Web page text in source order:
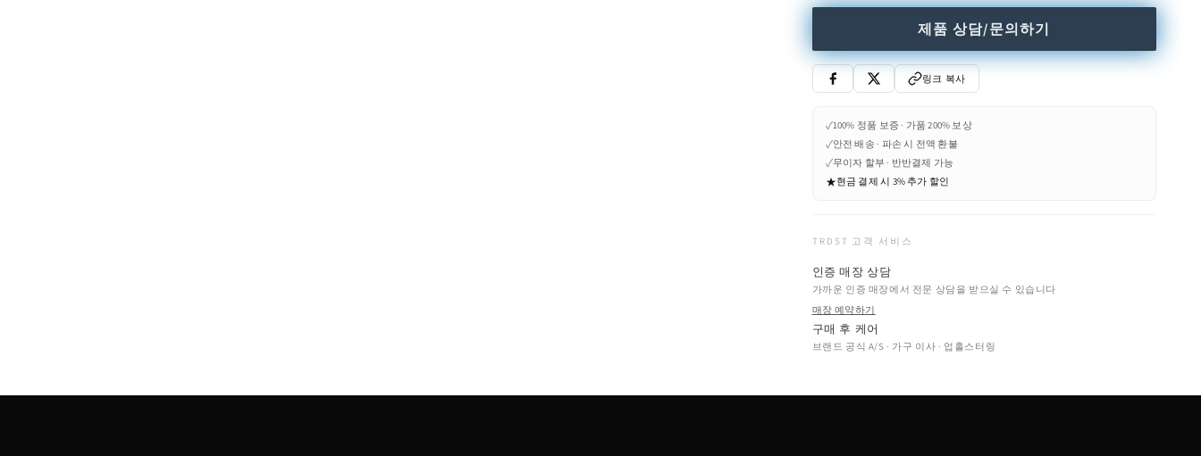
제품 상담/문의하기
링크 복사
✓100% 정품 보증 · 가품 200% 보상
✓안전 배송 · 파손 시 전액 환불
✓무이자 할부 · 반반결제 가능
★현금 결제 시 3% 추가 할인
TRDST 고객 서비스
인증 매장 상담
가까운 인증 매장에서 전문 상담을 받으실 수 있습니다
매장 예약하기
구매 후 케어
브랜드 공식 A/S · 가구 이사 · 업홀스터링